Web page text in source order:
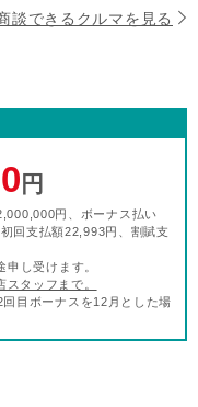
談できるクルマを見る
円
円、ボーナス払い
回支払額22,993円、割賦支
申し受けます。
タッフまで。
目ボーナスを12月とした場